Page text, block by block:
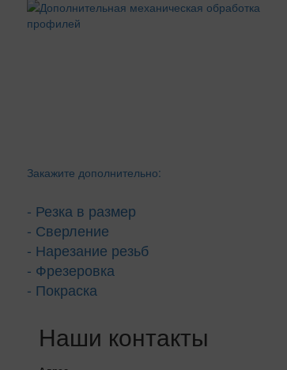
Закажите дополнительно:
- Резка в размер
- Сверление
- Нарезание резьб
- Фрезеровка
- Покраска
Наши контакты